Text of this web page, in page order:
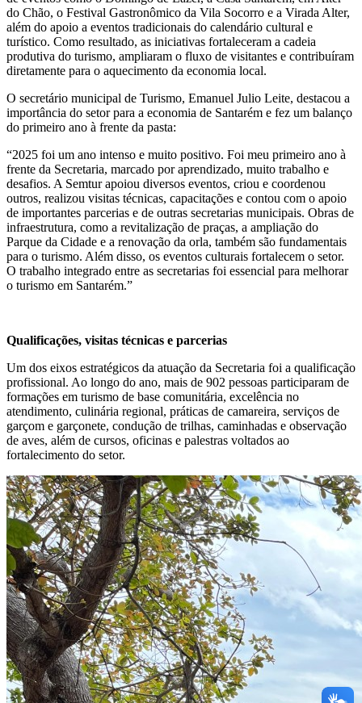
do Chão, o Festival Gastronômico da Vila Socorro e a Virada Alter,
além do apoio a eventos tradicionais do calendário cultural e
turístico. Como resultado, as iniciativas fortaleceram a cadeia
produtiva do turismo, ampliaram o fluxo de visitantes e contribuíram
diretamente para o aquecimento da economia local.
O secretário municipal de Turismo, Emanuel Julio Leite, destacou a
importância do setor para a economia de Santarém e fez um balanço
do primeiro ano à frente da pasta:
“2025 foi um ano intenso e muito positivo. Foi meu primeiro ano à
frente da Secretaria, marcado por aprendizado, muito trabalho e
desafios. A Semtur apoiou diversos eventos, criou e coordenou
outros, realizou visitas técnicas, capacitações e contou com o apoio
de importantes parcerias e de outras secretarias municipais. Obras de
infraestrutura, como a revitalização de praças, a ampliação do
Parque da Cidade e a renovação da orla, também são fundamentais
para o turismo. Além disso, os eventos culturais fortalecem o setor.
O trabalho integrado entre as secretarias foi essencial para melhorar
o turismo em Santarém.”
Qualificações, visitas técnicas e parcerias
Um dos eixos estratégicos da atuação da Secretaria foi a qualificação
profissional. Ao longo do ano, mais de 902 pessoas participaram de
formações em turismo de base comunitária, excelência no
atendimento, culinária regional, práticas de camareira, serviços de
garçom e garçonete, condução de trilhas, caminhadas e observação
de aves, além de cursos, oficinas e palestras voltados ao
fortalecimento do setor.